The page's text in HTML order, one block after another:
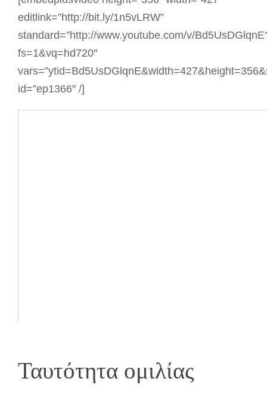
editlink=”http://bit.ly/1n5vLRW”
standard=”http://www.youtube.com/v/
fs=1&vq=hd720″
id=”ep1366″ /]
Ταυτότητα ομιλίας